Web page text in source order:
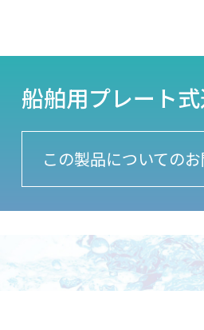
船舶⽤プレート
この製品についての